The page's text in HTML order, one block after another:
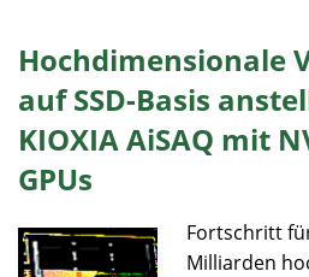
Hochdimensionale
auf SSD-Basis
KIOXIA AiSAQ mit
GPUs
Fortschritt
Milliarden